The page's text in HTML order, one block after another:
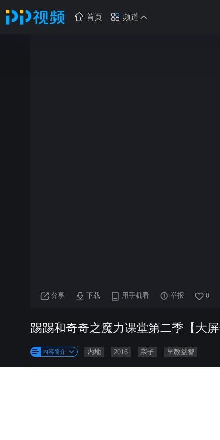
首页 频道
分享 下载 用手机看 举报 0
踢踢和奇奇之魔力课堂第二季【大
内容简介 内地 2016 亲子 早教益智